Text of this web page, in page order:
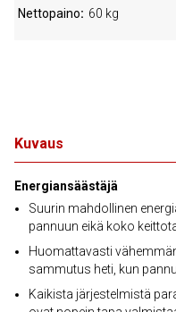
Kuvaus
Energiansäästäjä
Suurin mahdollinen
pannuun eikä koko
Huomattavasti
sammutus heti, kun
Kaikista järjestelmistä
Nettopaino 60 kg